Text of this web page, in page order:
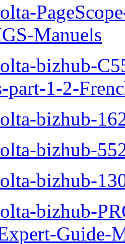
Manuels
bizhub-
part-1-2-
bizhub-
bizhub-
bizhub-
bizhub-
Guide-